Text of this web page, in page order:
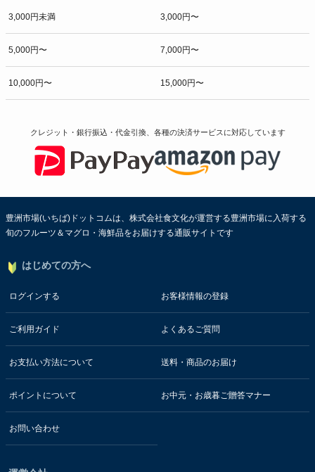
3,000円未満 3,000円〜
5,000円〜 7,000円〜
10,000円〜 15,000円〜
クレジット・銀行振込・代金引換、各種の決済サービスに対応しています
豊洲市場(いちば)ドットコムは、株式会社食文化が運営する豊洲市場に入荷する
旬のフルーツ＆マグロ・海鮮品をお届けする通販サイトです
はじめての方へ
ログインする お客様情報の登録
ご利用ガイド よくあるご質問
お支払い方法について 送料・商品のお届け
ポイントについて お中元・お歳暮ご贈答マナー
お問い合わせ